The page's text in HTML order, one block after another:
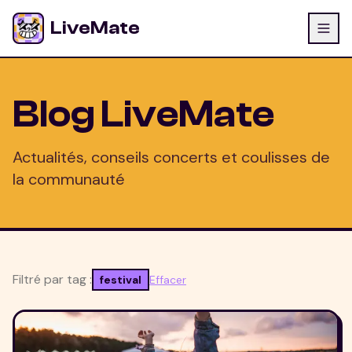
LiveMate
Blog LiveMate
Actualités, conseils concerts et coulisses de
la communauté
Filtré par tag : festival Effacer